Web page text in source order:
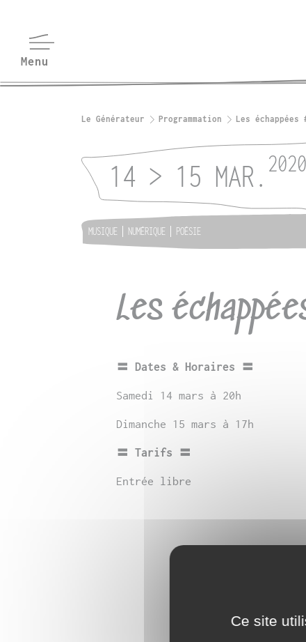
Le Générateur Programmation Les échappées
14 > 15 MAR. 2020
MUSIQUE NUMÉRIQUE POÉSIE
Les
〓 Dates & Horaires 〓
Samedi 14 mars à 20h
Dimanche 15 mars à 17h
〓 Tarifs 〓
Entrée libre
Ce site